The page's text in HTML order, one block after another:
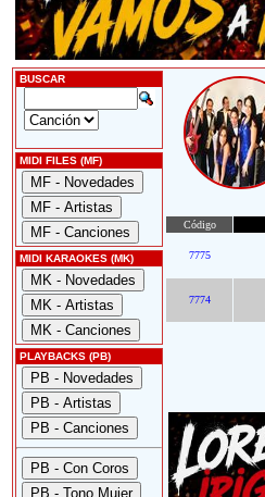
BUSCAR
MIDI FILES (MF)
MIDI KARAOKES (MK)
PLAYBACKS (PB)
Código
7775
7774